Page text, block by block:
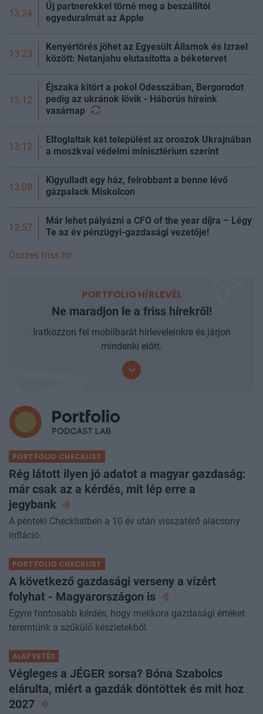
13:24
Új partnerekkel törné meg a beszállítói
egyeduralmát az Apple
13:23
Kenyértörés jöhet az Egyesült Államok és Izrael
között: Netanjahu elutasította a béketervet
13:12
Éjszaka kitört a pokol Odesszában, Bergorodot
pedig az ukránok lövik - Háborús híreink
vasárnap
13:12
Elfoglaltak két települést az oroszok Ukrajnában
a moszkvai védelmi minisztérium szerint
13:08
Kigyulladt egy ház, felrobbant a benne lévő
gázpalack Miskolcon
12:57
Már lehet pályázni a CFO of the year díjra – Légy
Te az év pénzügyi-gazdasági vezetője!
Összes friss hír
PORTFOLIO HÍRLEVÉL
Ne maradjon le a friss hírekről!
Iratkozzon fel mobilbarát hírleveleinkre és járjon
mindenki előtt.
PORTFOLIO CHECKLIST
Rég látott ilyen jó adatot a magyar gazdaság:
már csak az a kérdés, mit lép erre a
jegybank
A pénteki Checklistben a 10 év után visszatérő alacsony
infláció.
PORTFOLIO CHECKLIST
A következő gazdasági verseny a vízért
folyhat - Magyarországon is
Egyre fontosabb kérdés, hogy mekkora gazdasági értéket
teremtünk a szűkülő készletekből.
ALAPVETÉS
Végleges a JÉGER sorsa? Bóna Szabolcs
elárulta, miért a gazdák döntöttek és mit hoz
2027